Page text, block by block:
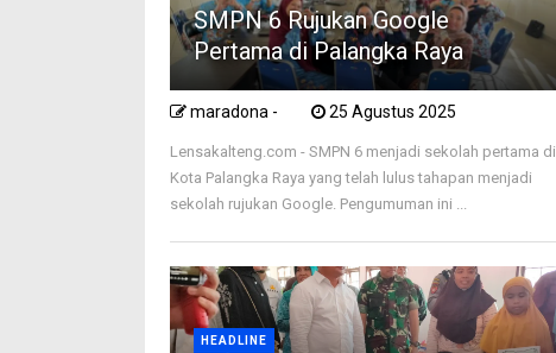
SMPN 6 Rujukan Google
Pertama di Palangka Raya
maradona - 25 Agustus 2025
Lensakalteng.com - SMPN 6 menjadi sekolah pertama di
Kota Palangka Raya yang telah lulus tahapan menjadi
sekolah rujukan Google. Pengumuman ini ...
HEADLINE